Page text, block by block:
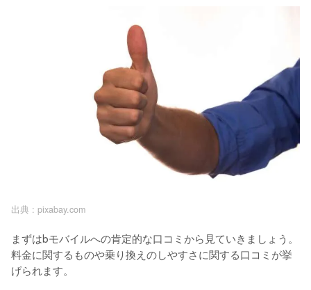
出典 : pixabay.com
まずはbモバイルへの肯定的な口コミから見ていきましょう。
料金に関するものや乗り換えのしやすさに関する口コミが挙
げられます。